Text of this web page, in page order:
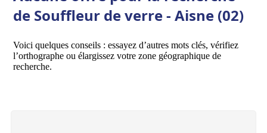
de Souffleur de verre - Aisne (02)
Voici quelques conseils : essayez d’autres mots clés, vérifiez
l’orthographe ou élargissez votre zone géographique de
recherche.